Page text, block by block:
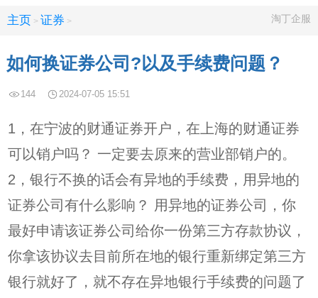
主页 > 证券 > 淘丁企服
如何换证券公司?以及手续费问题？
144 2024-07-05 15:51
1，在宁波的财通证券开户，在上海的财通证券
可以销户吗？ 一定要去原来的营业部销户的。
2，银行不换的话会有异地的手续费，用异地的
证券公司有什么影响？ 用异地的证券公司，你
最好申请该证券公司给你一份第三方存款协议，
你拿该协议去目前所在地的银行重新绑定第三方
银行就好了，就不存在异地银行手续费的问题了